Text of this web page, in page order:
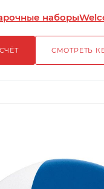
наборы
СМОТРЕТЬ